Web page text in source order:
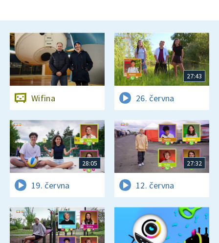
Wifina
27:43
26. června
28:05
19. června
27:32
12. června